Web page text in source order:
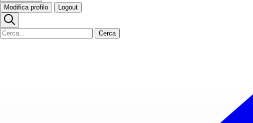
Modifica profilo Logout
Cerca